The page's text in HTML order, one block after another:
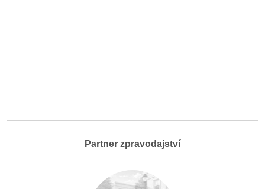
Partner zpravodajství